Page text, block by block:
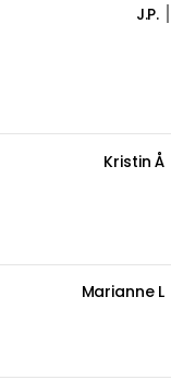
J.P.
Kristin Å
Marianne L